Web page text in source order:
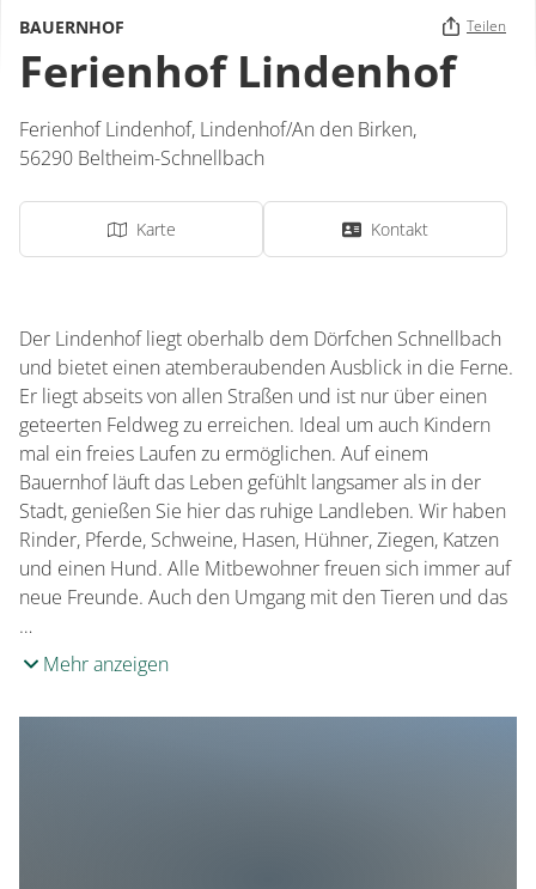
BAUERNHOF Teilen
Ferienhof Lindenhof
Ferienhof Lindenhof, Lindenhof/An den Birken,
56290 Beltheim-Schnellbach
Karte Kontakt
Der Lindenhof liegt oberhalb dem Dörfchen Schnellbach
und bietet einen atemberaubenden Ausblick in die Ferne.
Er liegt abseits von allen Straßen und ist nur über einen
geteerten Feldweg zu erreichen. Ideal um auch Kindern
mal ein freies Laufen zu ermöglichen. Auf einem
Bauernhof läuft das Leben gefühlt langsamer als in der
Stadt, genießen Sie hier das ruhige Landleben. Wir haben
Rinder, Pferde, Schweine, Hasen, Hühner, Ziegen, Katzen
und einen Hund. Alle Mitbewohner freuen sich immer auf
neue Freunde. Auch den Umgang mit den Tieren und das
…
Mehr anzeigen